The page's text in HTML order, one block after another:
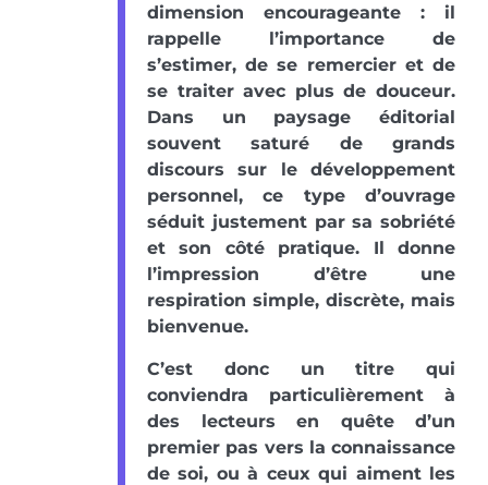
dimension encourageante : il
rappelle l’importance de
s’estimer, de se remercier et de
se traiter avec plus de douceur.
Dans un paysage éditorial
souvent saturé de grands
discours sur le développement
personnel, ce type d’ouvrage
séduit justement par sa sobriété
et son côté pratique. Il donne
l’impression d’être une
respiration simple, discrète, mais
bienvenue.
C’est donc un titre qui
conviendra particulièrement à
des lecteurs en quête d’un
premier pas vers la connaissance
de soi, ou à ceux qui aiment les